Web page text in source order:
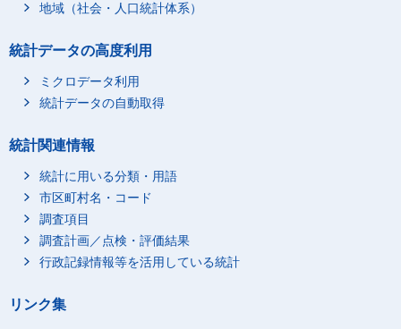
地域（社会・人口統計体系）
統計データの高度利用
ミクロデータ利用
統計データの自動取得
統計関連情報
統計に用いる分類・用語
市区町村名・コード
調査項目
調査計画／点検・評価結果
行政記録情報等を活用している統計
リンク集